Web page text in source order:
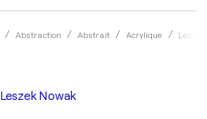
Abstraction Abstrait Acrylique
Leszek Nowak